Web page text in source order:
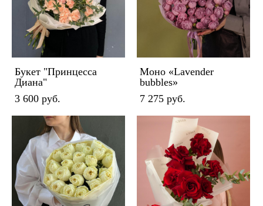
Букет "Принцесса
Диана"
3 600 pуб.
Моно «Lavender
bubbles»
7 275 pуб.